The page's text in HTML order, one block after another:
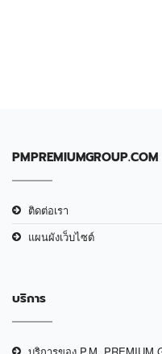
PMPREMIUMGROUP.COM
ติดต่อเรา
แผนผังเว็บไซต์
บริการ